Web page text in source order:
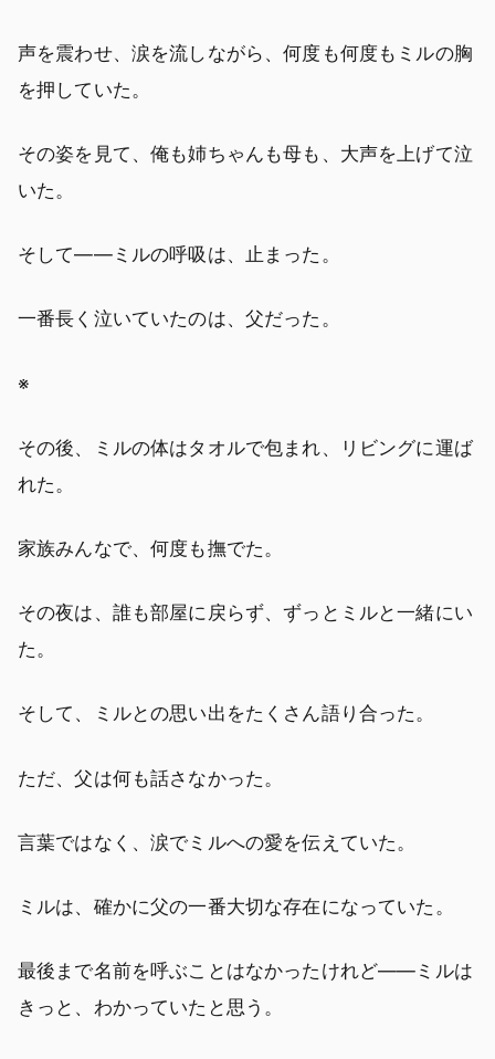
声を震わせ、涙を流しながら、何度も何度もミルの胸
を押していた。
その姿を見て、俺も姉ちゃんも母も、大声を上げて泣
いた。
そして――ミルの呼吸は、止まった。
一番長く泣いていたのは、父だった。
※
その後、ミルの体はタオルで包まれ、リビングに運ば
れた。
家族みんなで、何度も撫でた。
その夜は、誰も部屋に戻らず、ずっとミルと一緒にい
た。
そして、ミルとの思い出をたくさん語り合った。
ただ、父は何も話さなかった。
言葉ではなく、涙でミルへの愛を伝えていた。
ミルは、確かに父の一番大切な存在になっていた。
最後まで名前を呼ぶことはなかったけれど――ミルは
きっと、わかっていたと思う。